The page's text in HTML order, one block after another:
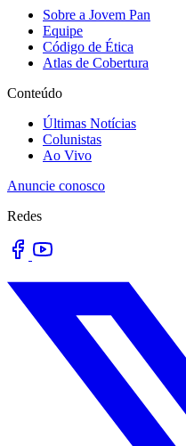
Sobre a Jovem Pan
Equipe
Código de Ética
Atlas de Cobertura
Conteúdo
Últimas Notícias
Colunistas
Ao Vivo
Anuncie conosco
Redes